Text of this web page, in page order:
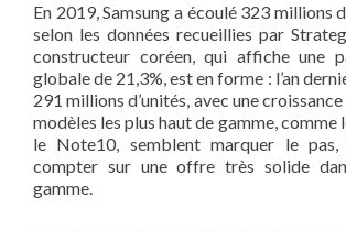
En 2019, Samsung a écoulé 323 millions
selon les données recueillies par
constructeur coréen, qui affiche une
globale de 21,3%, est en forme : l’an
291 millions d’unités, avec une croissance
modèles les plus haut de gamme, comme
le Note10, semblent marquer le pas,
compter sur une offre très solide
gamme.